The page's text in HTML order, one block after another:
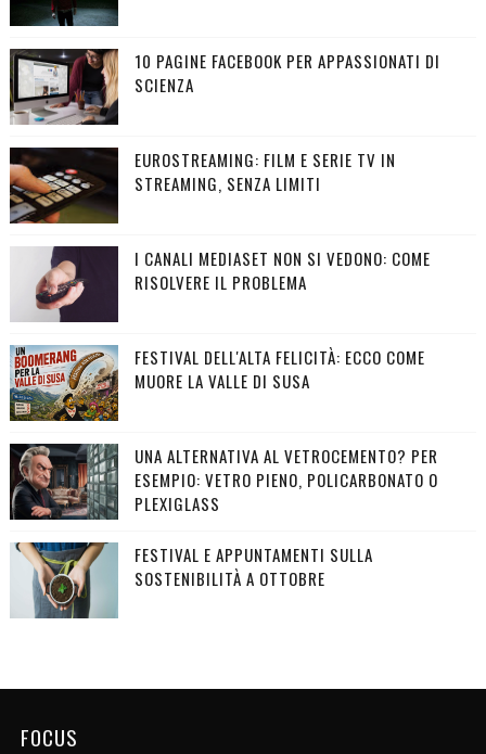
10 PAGINE FACEBOOK PER APPASSIONATI DI
SCIENZA
EUROSTREAMING: FILM E SERIE TV IN
STREAMING, SENZA LIMITI
I CANALI MEDIASET NON SI VEDONO: COME
RISOLVERE IL PROBLEMA
FESTIVAL DELL'ALTA FELICITÀ: ECCO COME
MUORE LA VALLE DI SUSA
UNA ALTERNATIVA AL VETROCEMENTO? PER
ESEMPIO: VETRO PIENO, POLICARBONATO O
PLEXIGLASS
FESTIVAL E APPUNTAMENTI SULLA
SOSTENIBILITÀ A OTTOBRE
FOCUS